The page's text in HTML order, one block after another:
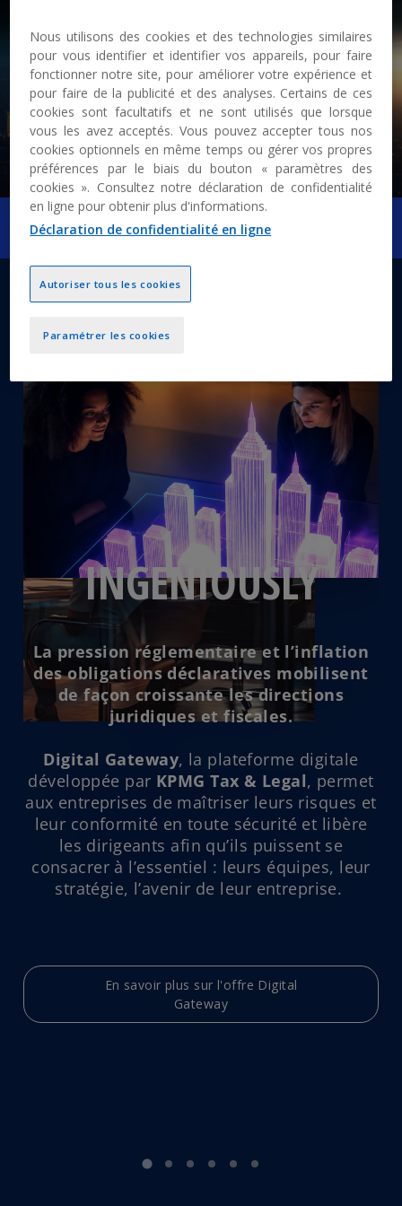
P
l
y
V
i
d
e
o
MAKE IT
INGENIOUSLY
La pression réglementaire et l’inflation
des obligations déclaratives mobilisent
de façon croissante les directions
juridiques et fiscales.
Digital Gateway, la plateforme digitale
développée par KPMG Tax & Legal, permet
aux entreprises de maîtriser leurs risques et
leur conformité en toute sécurité et libère
les dirigeants afin qu’ils puissent se
consacrer à l’essentiel : leurs équipes, leur
stratégie, l’avenir de leur entreprise. ​
En savoir plus sur l'offre Digital
Gateway
’
n
Nous utilisons des cookies et des technologies similaires
pour vous identifier et identifier vos appareils, pour faire
fonctionner notre site, pour améliorer votre expérience et
pour faire de la publicité et des analyses. Certains de ces
cookies sont facultatifs et ne sont utilisés que lorsque
vous les avez acceptés. Vous pouvez accepter tous nos
cookies optionnels en même temps ou gérer vos propres
préférences par le biais du bouton « paramètres des
cookies ». Consultez notre déclaration de confidentialité
en ligne pour obtenir plus d'informations.
Déclaration de confidentialité en ligne
Paramétrer les cookies
Autoriser tous les cookies